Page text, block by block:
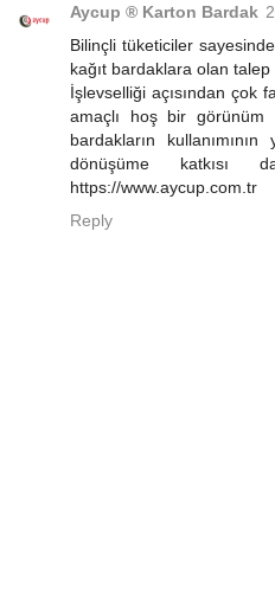
Aycup ® Karton Bardak
Bilinçli tüketiciler
kağıt bardaklara olan
İşlevselliği açısından çok
amaçlı hoş bir görünüm
bardakların
dönüşüme katkısı
https://www.aycup.com.tr
Reply